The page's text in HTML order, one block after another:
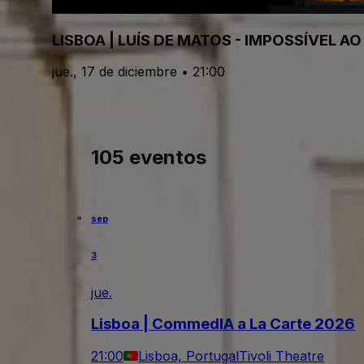
LISBOA | LUÍS DE MATOS - IMPOSSÍVEL
jue., 17 de diciembre • 21:00
105 eventos
sep
3
jue.
Lisboa | CommedIA a La Carte 2026
21:00 Lisboa, PortugalTivoli Theatre